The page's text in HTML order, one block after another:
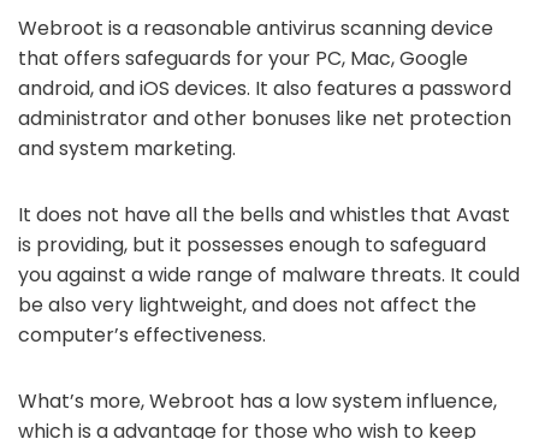
Webroot is a reasonable antivirus scanning device
that offers safeguards for your PC, Mac, Google
android, and iOS devices. It also features a password
administrator and other bonuses like net protection
and system marketing.
It does not have all the bells and whistles that Avast
is providing, but it possesses enough to safeguard
you against a wide range of malware threats. It could
be also very lightweight, and does not affect the
computer’s effectiveness.
What’s more, Webroot has a low system influence,
which is a advantage for those who wish to keep